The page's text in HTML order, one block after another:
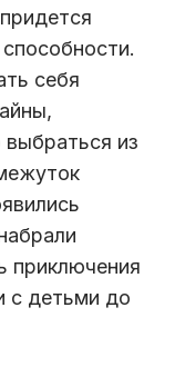
себя
выбраться из
приключения
с детьми до